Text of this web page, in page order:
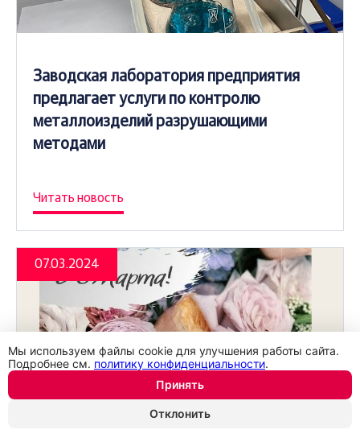
Заводская лаборатория предприятия
предлагает услуги по контролю
металлоизделий разрушающими
методами
Читать новость
07.03.2024
Мы используем файлы cookie для улучшения работы сайта.
Подробнее см. политику конфиденциальности.
Принять
Отклонить